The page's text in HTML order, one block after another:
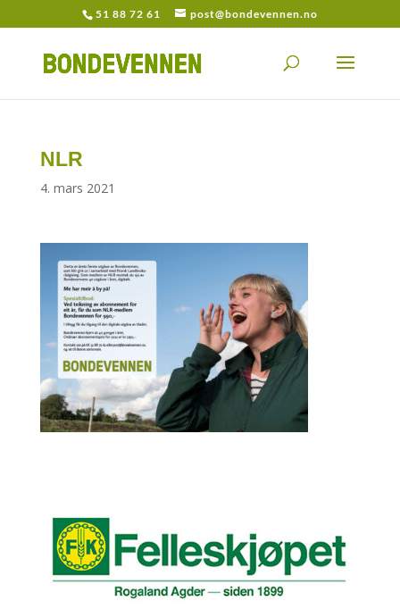
51 88 72 61 post@bondevennen.no
NLR
4. mars 2021